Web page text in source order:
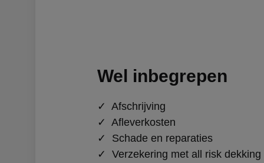
Wel inbegrepen
✓ Afschrijving
✓ Afleverkosten
✓ Schade en reparaties
✓ Verzekering met all risk dekking